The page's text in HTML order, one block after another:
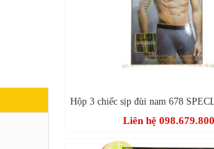
Hộp 3 chiếc sịp đùi nam 678
Liên hệ